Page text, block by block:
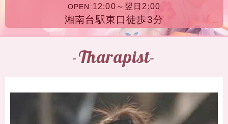
OPEN: 12:00～翌日2:00
湘南台駅東口徒歩3分
-Tharapist-